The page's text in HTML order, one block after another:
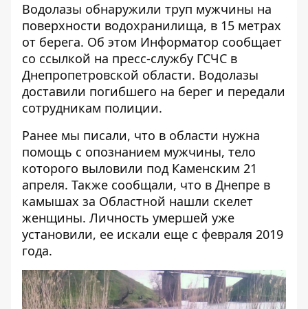
Водолазы обнаружили труп мужчины на
поверхности водохранилища, в 15 метрах
от берега. Об этом Информатор сообщает
со ссылкой на пресс-службу ГСЧС в
Днепропетровской области. Водолазы
доставили погибшего на берег и передали
сотрудникам полиции.
Ранее мы писали, что в области нужна
помощь с опознанием мужчины, тело
которого выловили под Каменским 21
апреля. Также сообщали, что в Днепре в
камышах за Областной нашли скелет
женщины. Личность умершей уже
установили, ее искали еще с февраля 2019
года.